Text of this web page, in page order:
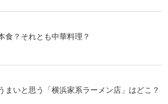
食？それとも中華料理？
まいと思う「横浜家系ラーメン店」はどこ？